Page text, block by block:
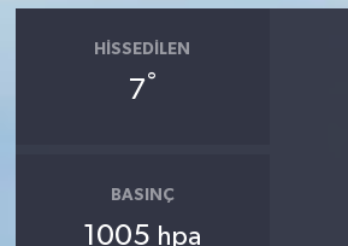
HISSEDILEN
7°
BASINÇ
1005 hpa